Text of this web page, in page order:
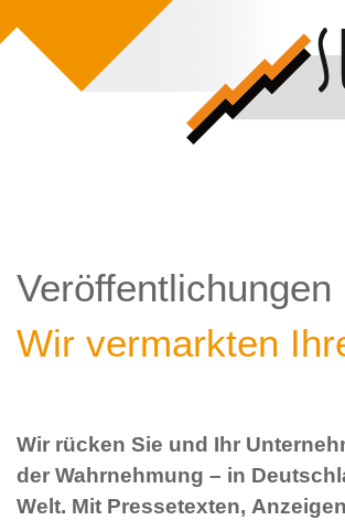
Veröffentlichungen
Wir vermarkten
Wir rücken Sie und Ihr
der Wahrnehmung – in
Welt. Mit Pressetexten,